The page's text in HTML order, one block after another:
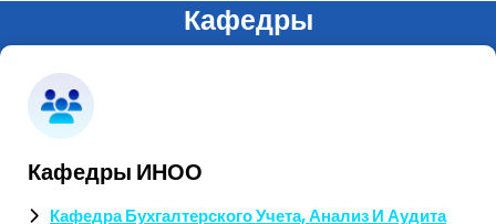
Кафедры
Кафедры ИНОО
Кафедра Бухгалтерского Учета, Анализ И Аудита